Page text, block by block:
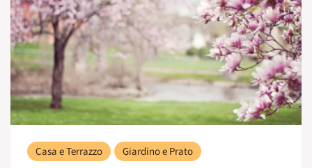
Casa e Terrazzo Giardino e Prato